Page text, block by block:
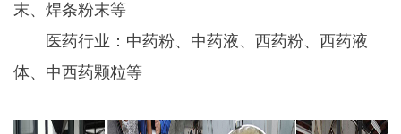
末、焊条粉末等
医药行业：中药粉、中药液、西药粉、西药液
体、中西药颗粒等